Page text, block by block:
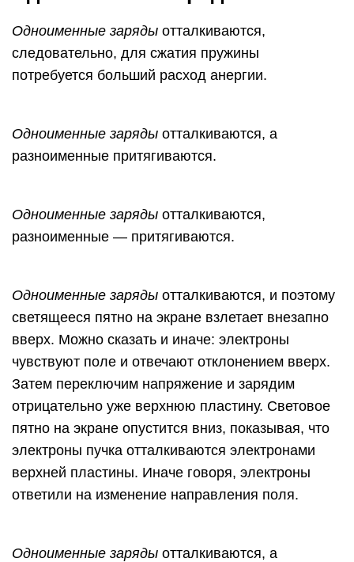
Одноименные заряды отталкиваются,
следовательно, для сжатия пружины
потребуется больший расход анергии.
Одноименные заряды отталкиваются, а
разноименные притягиваются.
Одноименные заряды отталкиваются,
разноименные — притягиваются.
Одноименные заряды отталкиваются, и поэтому
светящееся пятно на экране взлетает внезапно
вверх. Можно сказать и иначе: электроны
чувствуют поле и отвечают отклонением вверх.
Затем переключим напряжение и зарядим
отрицательно уже верхнюю пластину. Световое
пятно на экране опустится вниз, показывая, что
электроны пучка отталкиваются электронами
верхней пластины. Иначе говоря, электроны
ответили на изменение направления поля.
Одноименные заряды отталкиваются, а